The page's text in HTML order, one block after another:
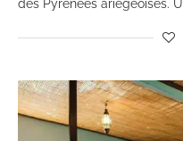
des Pyrénées ariégeoises.